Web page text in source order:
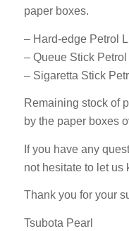
paper boxes.
– Hard-edge Petrol
– Queue Stick
– Sigaretta Stick
Remaining stock of
by the paper boxes
If you have any
not hesitate to let us
Thank you for your
Tsubota Pearl